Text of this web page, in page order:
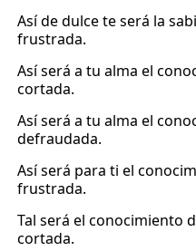
Así de dulce te será la
frustrada.
Así será a tu alma el
cortada.
Así será a tu alma el
defraudada.
Así será para ti el
frustrada.
Tal será el conocimiento
cortada.